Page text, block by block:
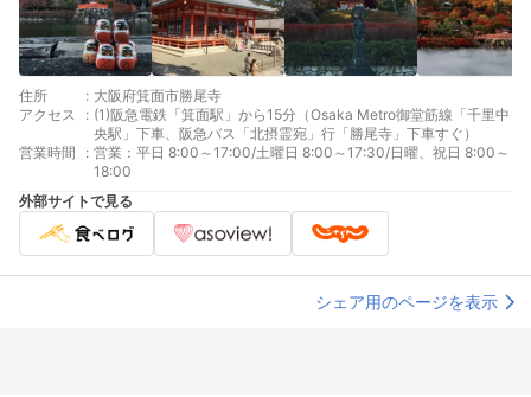
住所 : 大阪府箕面市勝尾寺
アクセス
: (1)阪急電鉄「箕面駅」から15分（Osaka Metro御堂筋線「千里中
央駅」下車、阪急バス「北摂霊宛」行「勝尾寺」下車すぐ）
営業時間
: 営業：平日 8:00～17:00/土曜日 8:00～17:30/日曜、祝日 8:00～
18:00
外部サイトで見る
シェア用のページを表示